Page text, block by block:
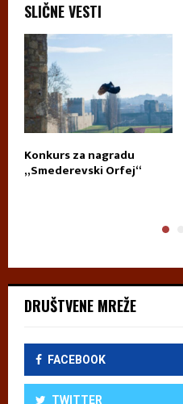
SLIČNE VESTI
Konkurs za nagradu
„Smederevski Orfej“
DRUŠTVENE MREŽE
FACEBOOK
TWITTER